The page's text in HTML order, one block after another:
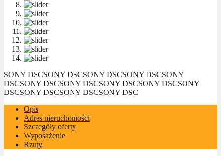
SONY DSCSONY DSCSONY DSCSONY DSCSONY
DSCSONY DSCSONY DSCSONY DSCSONY DSCSONY
DSCSONY DSCSONY DSCSONY DSC
Opis
Adres nieruchomości
Szczegóły oferty
Wyposażenie
Rzuty